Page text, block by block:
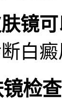
镜
白
镜检